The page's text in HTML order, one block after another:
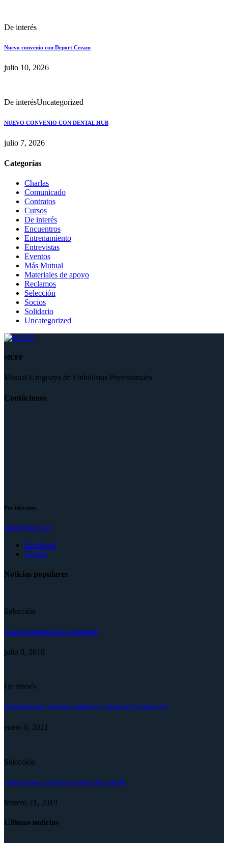
De interés
Nuevo convenio con Deport Cream
julio 10, 2026
De interésUncategorized
NUEVO CONVENIO CON DENTAL HUB
julio 7, 2026
Categorías
Charlas
Comunicado
Contratos
Cursos
De interés
Encuentros
Entrenamiento
Entrevistas
Eventos
Más Mutual
Materiales de apoyo
Reclamos
Selección
Socios
Solidario
Uncategorized
MUFP
Mutual Uruguaya de Futbolistas Profesionales
Contáctenos
Por informes
info@mufp.uy
Facebook
Twitter
Noticias populares
Selección
Como han finalizado los 55 futbolistas
julio 8, 2018
De interés
INFORMACIÓN OFICIAL SOBRE EL COVID-19 EN URUGUAY
enero 6, 2021
Selección
¡Felicitaciones a todos los jugadores de la sub-20!
febrero 21, 2019
Ultimas noticias